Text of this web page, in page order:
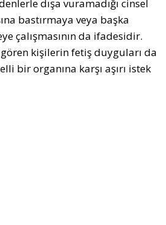
dışa vuramadığı cinsel
bastırmaya veya başka
çalışmasının da ifadesidir.
kişilerin fetiş duyguları da
bir organına karşı aşırı istek